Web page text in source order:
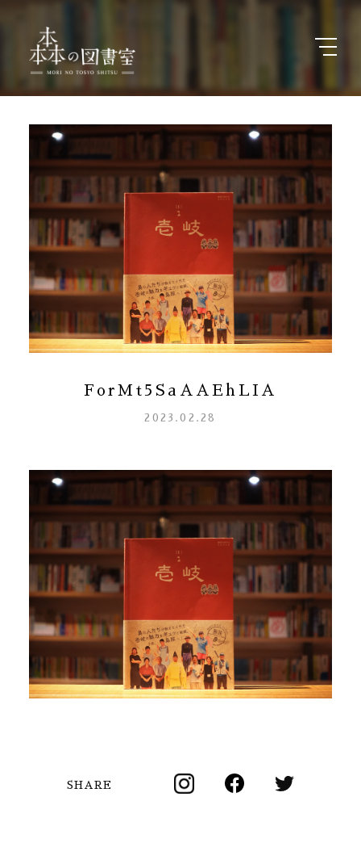
ForMt5SaAAEhLIA
2023.02.28
SHARE